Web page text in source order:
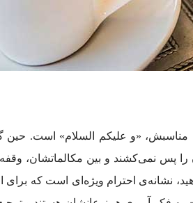
مناسبش، «و علیکم السلام» است. حین
نشانه‌ی احترام ویژه‌ای است که برای